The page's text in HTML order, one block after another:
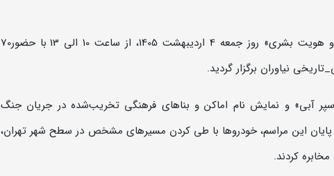
این برنامه با شعار«میراث فرهنگی؛ خط قرمز تاریخ و هویت بشری» روز جمعه 4 اردیبهشت 1405، از ساعت 10 الی 13 با حضور70
نیاوران برگزار گردید.
آبی» و نمایش نام اماکن و بناهای فرهنگی تخریب‌شده در جریان جنگ
این مراسم، خودروها با طی کردن مسیرهای مشخص در سطح شهر تهران،
کردند.